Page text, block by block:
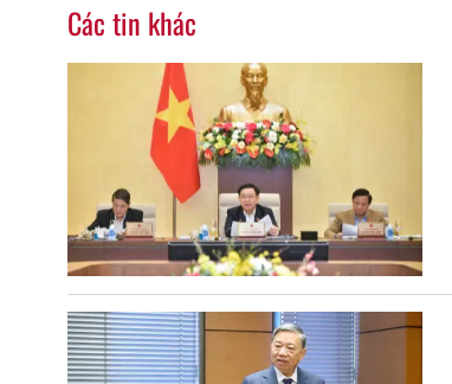
Các tin khác